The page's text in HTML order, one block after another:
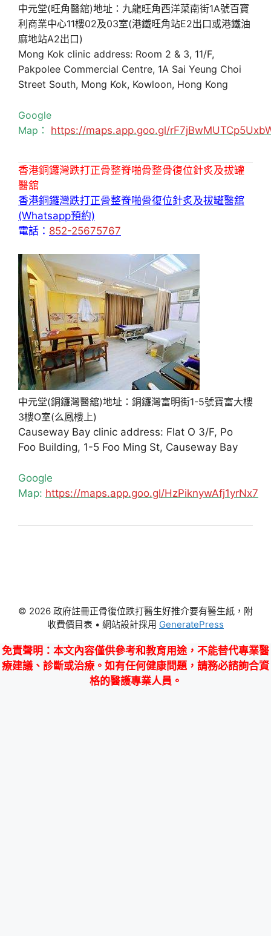
中元堂(旺角醫舘)地址：九龍旺角西洋菜南街1A號百寶
利商業中心11樓02及03室(港鐵旺角站E2出口或港鐵油
麻地站A2出口)
Mong Kok clinic address: Room 2 & 3, 11/F,
Pakpolee Commercial Centre, 1A Sai Yeung Choi
Street South, Mong Kok, Kowloon, Hong Kong
Google
Map： https://maps.app.goo.gl/
香港銅鑼灣跌打正骨整脊啪骨整骨復位針炙及拔罐
醫舘
香港銅鑼灣跌打正骨整脊啪骨復位針炙及拔罐醫舘
(Whatsapp預約)
電話： 852-25675767
中元堂(銅鑼灣醫舘)地址：銅鑼灣富明街1-5號寶富大樓
3樓O室(么鳳樓上)
Causeway Bay clinic address: Flat O 3/F, Po
Foo Building, 1-5 Foo Ming St, Causeway Bay
Google
Map: https://maps.app.goo.gl/HzPiknywAfj1yrNx7
© 2026 政府註冊正骨復位跌打醫生好推介要有醫生紙，附
收費價目表 • 網站設計採用 GeneratePress
免責聲明 ：本文內容僅供參考和教育用途，不能替代專業醫
療建議、診斷或治療。如有任何健康問題，請務必諮詢合資
格的醫護專業人員。